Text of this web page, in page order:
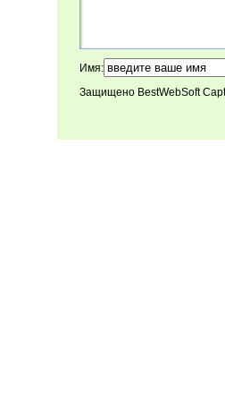
Имя:
Защищено BestWebSoft